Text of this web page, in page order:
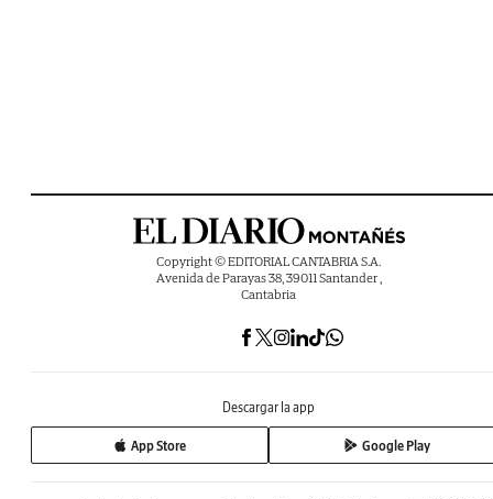
Copyright © EDITORIAL CANTABRIA S.A.
Avenida de Parayas 38, 39011 Santander ,
Cantabria
Descargar la app
App Store Google Play